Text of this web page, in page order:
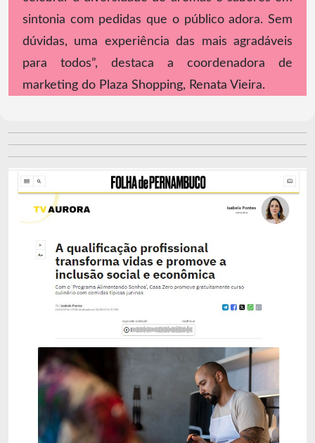
sintonia com pedidas que o público adora. Sem
dúvidas, uma experiência das mais agradáveis
para todos”, destaca a coordenadora de
marketing do Plaza Shopping, Renata Vieira.